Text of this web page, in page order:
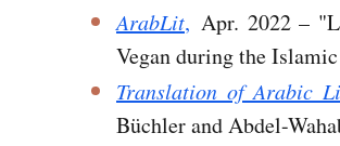
ArabLit, Apr. 2022 –
Vegan during the
Translation of Arabic
Büchler and Abdel-